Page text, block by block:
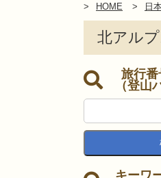
HOME 日
北アル
旅行
（登山
キーワ